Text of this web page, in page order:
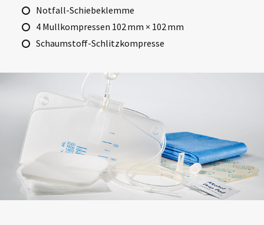
Notfall-Schiebeklemme
4 Mullkompressen 102 mm × 102 mm
Schaumstoff-Schlitzkompresse